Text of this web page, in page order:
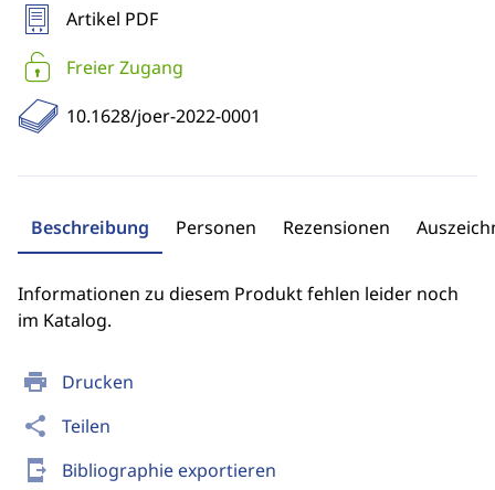
print Drucken
share Teilen
send_to_mobile Bibliographie exportieren
Artikel PDF
Freier Zugang
10.1628/joer-2022-0001
Beschreibung Personen Rezensionen
Informationen zu diesem Produkt fehlen leider noch
im Katalog.